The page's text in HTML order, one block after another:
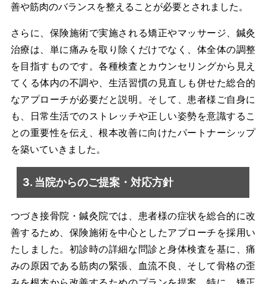
善や筋肉のバランスを整えることが必要とされました。
さらに、保険施術で実施される矯正やマッサージ、鍼灸
治療は、単に痛みを取り除くだけでなく、体全体の調整
を目指すものです。各種検査とカウンセリングから見え
てくる体内の不調や、生活習慣の見直しも併せた総合的
なアプローチが必要だと説明。そして、患者様ご自身に
も、日常生活でのストレッチや正しい姿勢を意識するこ
との重要性を伝え、根本改善に向けたパートナーシップ
を築いていきました。
3. 当院からのご提案・対応方針
つづき接骨院・鍼灸院では、患者様の症状を総合的に改
善するため、保険施術を中心としたアプローチを採用い
たしました。初診時の詳細な問診と身体検査を基に、痛
みの原因である筋肉の緊張、血流不良、そして骨格の歪